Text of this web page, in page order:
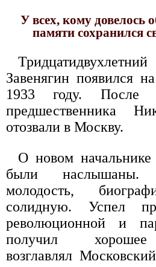
У всех, кому довелось
памяти сохранился
Завенягин появился
1933 году. После
предшественника
отозвали в Москву.
О новом
были наслышаны.
молодость,
солидную. Успел
революционной и
получил хорошее
возглавлял